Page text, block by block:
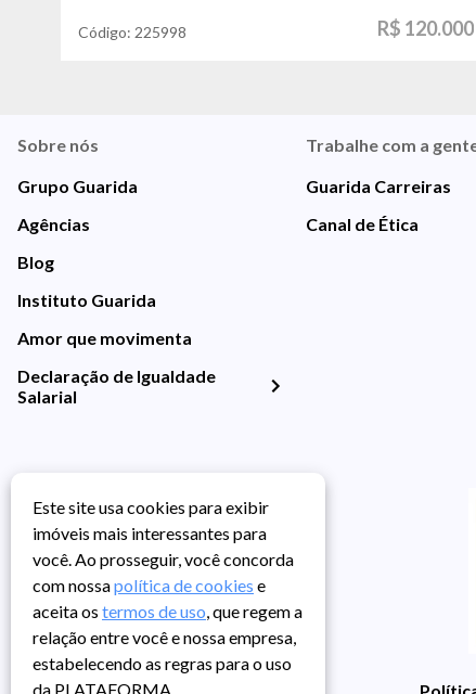
Código: 225998 R$ 120.000
Sobre nós
Grupo Guarida
Agências
Blog
Instituto Guarida
Amor que movimenta
Declaração de Igualdade
Salarial
Trabalhe com a
Guarida Carreiras
Canal de Ética
Este site usa cookies para exibir
imóveis mais interessantes para
você. Ao prosseguir, você concorda
com nossapolítica de cookies e
aceita os termos de uso, que regem a
relação entre você e nossa empresa,
estabelecendo as regras para o uso
da PLATAFORMA.